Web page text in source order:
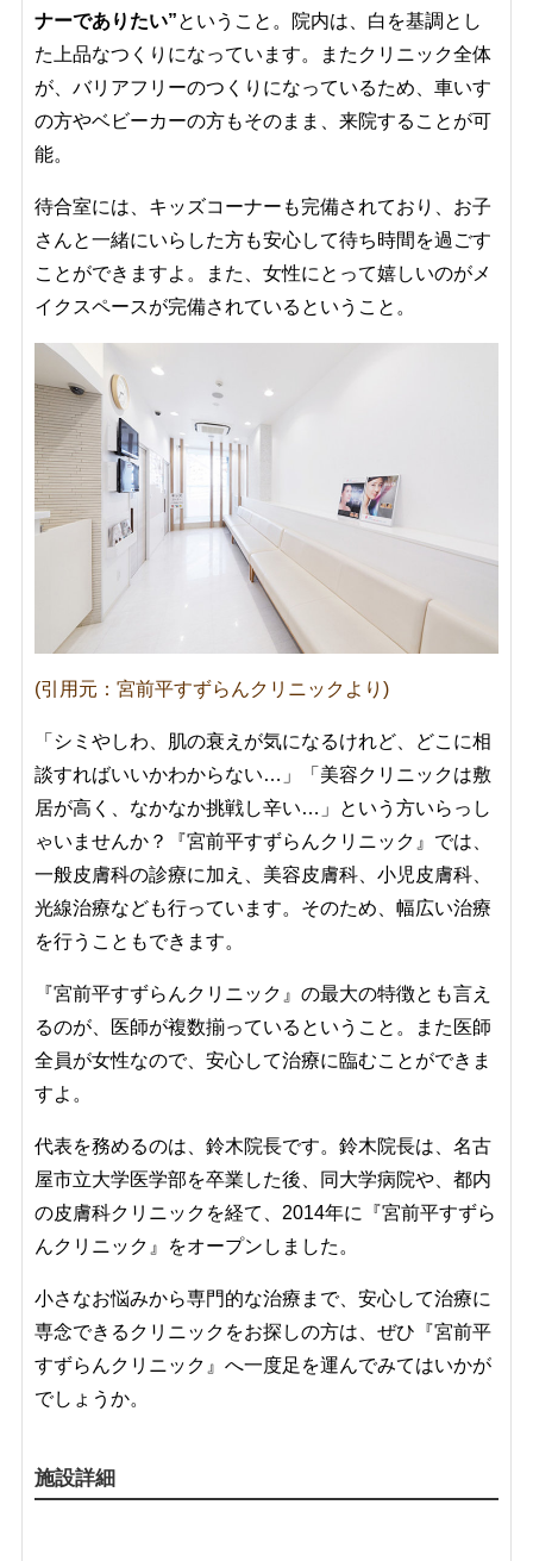
ナーでありたい”ということ。院内は、白を基調とし
た上品なつくりになっています。またクリニック全体
が、バリアフリーのつくりになっているため、車いす
の方やベビーカーの方もそのまま、来院することが可
能。
待合室には、キッズコーナーも完備されており、お子
さんと一緒にいらした方も安心して待ち時間を過ごす
ことができますよ。また、女性にとって嬉しいのがメ
イクスペースが完備されているということ。
(引用元：宮前平すずらんクリニックより)
「シミやしわ、肌の衰えが気になるけれど、どこに相
談すればいいかわからない…」「美容クリニックは敷
居が高く、なかなか挑戦し辛い…」という方いらっし
ゃいませんか？『宮前平すずらんクリニック』では、
一般皮膚科の診療に加え、美容皮膚科、小児皮膚科、
光線治療なども行っています。そのため、幅広い治療
を行うこともできます。
『宮前平すずらんクリニック』の最大の特徴とも言え
るのが、医師が複数揃っているということ。また医師
全員が女性なので、安心して治療に臨むことができま
すよ。
代表を務めるのは、鈴木院長です。鈴木院長は、名古
屋市立大学医学部を卒業した後、同大学病院や、都内
の皮膚科クリニックを経て、2014年に『宮前平すずら
んクリニック』をオープンしました。
小さなお悩みから専門的な治療まで、安心して治療に
専念できるクリニックをお探しの方は、ぜひ『宮前平
すずらんクリニック』へ一度足を運んでみてはいかが
でしょうか。
施設詳細